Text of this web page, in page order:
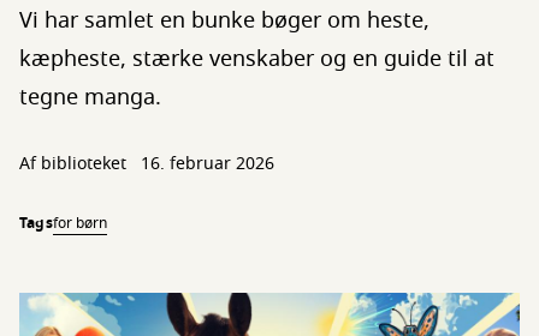
Vi har samlet en bunke bøger om heste,
kæpheste, stærke venskaber og en guide til at
tegne manga.
Af biblioteket 16. februar 2026
Tagsfor børn